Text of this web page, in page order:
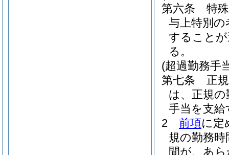
第六条
特
与上特別
すること
る。
(超過勤務手
第七条
正
は、正規
手当を支給
2
前項に定
規の勤務
間が、あ